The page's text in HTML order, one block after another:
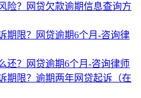
险？网贷欠款逾期信息查询方
期限？网贷逾期6个月-咨询律
还？网贷逾期6个月-咨询律师
期限？逾期两年网贷起诉（在